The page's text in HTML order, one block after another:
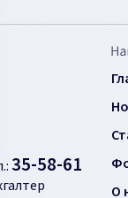
35-58-61
О